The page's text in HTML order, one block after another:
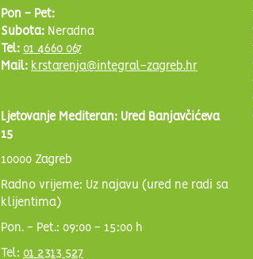
Pon - Pet:
Subota: Neradna
Tel: 01 4660 067
Mail: krstarenja@integral-zagreb.hr
Ljetovanje Mediteran: Ured Banjavčićeva
15
10000 Zagreb
Radno vrijeme: Uz najavu (ured ne radi sa
klijentima)
Pon. - Pet.: 09:00 - 15:00 h
Tel: 01 2313 527